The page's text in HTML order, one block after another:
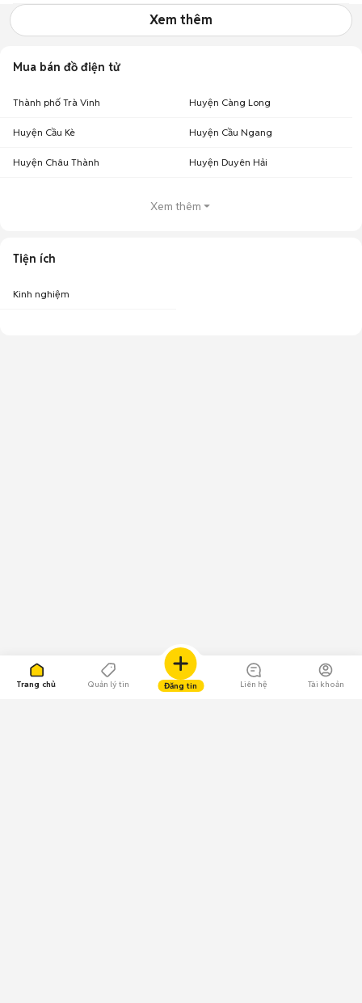
Trang chủ Quản lý tin Đăng tin Liên hệ Tài khoản
Xem thêm
Mua bán đồ điện tử
Thành phố Trà Vinh Huyện Càng Long
Huyện Cầu Kè Huyện Cầu Ngang
Huyện Châu Thành Huyện Duyên Hải
Xem thêm
Tiện ích
Kinh nghiệm